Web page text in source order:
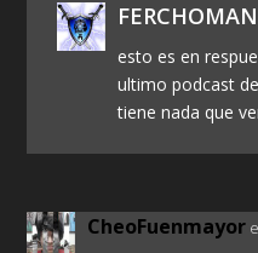
FERCHOMAN
esto es en
ultimo podcast
tiene nada que
CheoFuenmayor